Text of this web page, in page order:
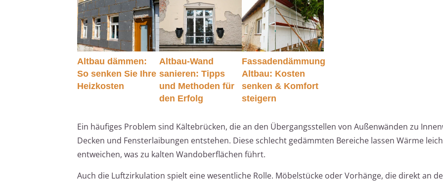
Altbau dämmen:
So senken Sie Ihre
Heizkosten
Altbau-Wand
sanieren: Tipps
und Methoden für
den Erfolg
Fassadendämmung
Altbau: Kosten
senken & Komfort
steigern
Ein häufiges Problem sind Kältebrücken, die an den Übergangsstellen von Außenwänden zu
Decken und Fensterlaibungen entstehen. Diese schlecht gedämmten Bereiche lassen Wärme
entweichen, was zu kalten Wandoberflächen führt.
Auch die Luftzirkulation spielt eine wesentliche Rolle. Möbelstücke oder Vorhänge, die direkt an